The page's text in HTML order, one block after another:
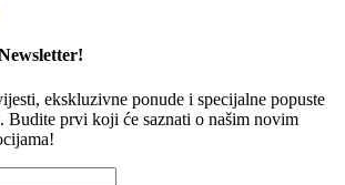
ekskluzivne ponude i specijalne popuste
Budite prvi koji će saznati o našim novim